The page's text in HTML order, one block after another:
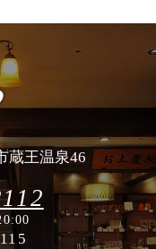
蔵王温泉46